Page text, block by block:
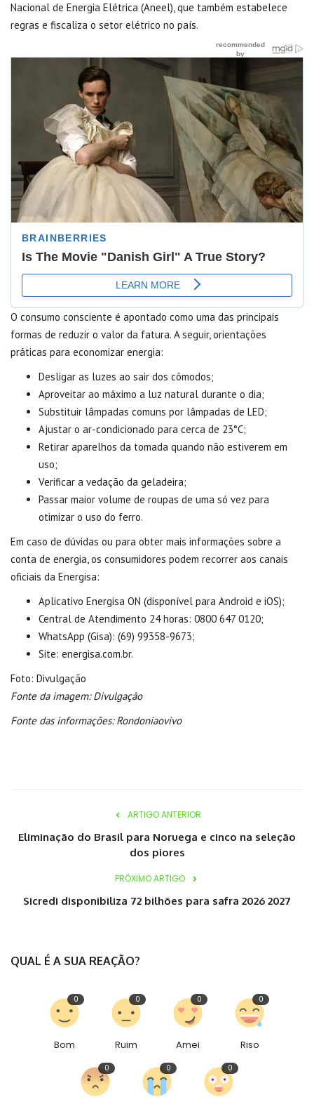
Nacional de Energia Elétrica (Aneel), que também estabelece
regras e fiscaliza o setor elétrico no país.
O consumo consciente é apontado como uma das principais
formas de reduzir o valor da fatura. A seguir, orientações
práticas para economizar energia:
Desligar as luzes ao sair dos cômodos;
Aproveitar ao máximo a luz natural durante o dia;
Substituir lâmpadas comuns por lâmpadas de LED;
Ajustar o ar-condicionado para cerca de 23°C;
Retirar aparelhos da tomada quando não estiverem em
uso;
Verificar a vedação da geladeira;
Passar maior volume de roupas de uma só vez para
otimizar o uso do ferro.
Em caso de dúvidas ou para obter mais informações sobre a
conta de energia, os consumidores podem recorrer aos canais
oficiais da Energisa:
Aplicativo Energisa ON (disponível para Android e iOS);
Central de Atendimento 24 horas: 0800 647 0120;
WhatsApp (Gisa): (69) 99358-9673;
Site: energisa.com.br.
Foto: Divulgação
Fonte da imagem: Divulgação
Fonte das informações: Rondoniaovivo
ARTIGO ANTERIOR
Eliminação do Brasil para Noruega e cinco na seleção
dos piores
PRÓXIMO ARTIGO
Sicredi disponibiliza 72 bilhões para safra 2026 2027
QUAL É A SUA REAÇÃO?
Bom
0
Ruim
0
Amei
0
Riso
0
0 0 0